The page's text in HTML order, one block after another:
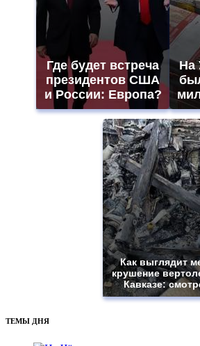
Где будет встреча
президентов США
и России: Европа?
На
Как выглядит
крушение
Кавказе:
ТЕМЫ ДНЯ